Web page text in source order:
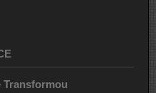
Transformou